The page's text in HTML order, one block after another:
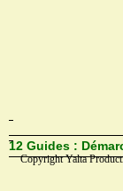
12 Guides :
Copyright Yalta